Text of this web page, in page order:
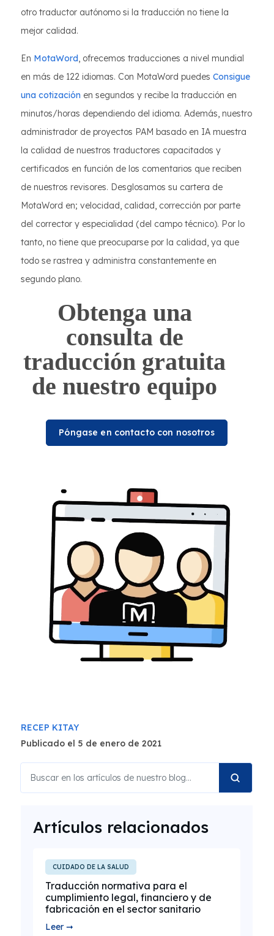
otro traductor autónomo si la traducción no tiene la
mejor calidad.
En MotaWord, ofrecemos traducciones a nivel mundial
en más de 122 idiomas. Con MotaWord puedes Consigue
una cotización en segundos y recibe la traducción en
minutos/horas dependiendo del idioma. Además, nuestro
administrador de proyectos PAM basado en IA muestra
la calidad de nuestros traductores capacitados y
certificados en función de los comentarios que reciben
de nuestros revisores. Desglosamos su cartera de
MotaWord en; velocidad, calidad, corrección por parte
del corrector y especialidad (del campo técnico). Por lo
tanto, no tiene que preocuparse por la calidad, ya que
todo se rastrea y administra constantemente en
segundo plano.
Obtenga una
consulta de
traducción gratuita
de nuestro equipo
Póngase en contacto con nosotros
RECEP KITAY
Publicado el 5 de enero de 2021
Artículos relacionados
CUIDADO DE LA SALUD
Traducción normativa para el
cumplimiento legal, financiero y de
fabricación en el sector sanitario
Leer ➞